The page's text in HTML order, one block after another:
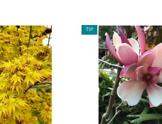
TIP